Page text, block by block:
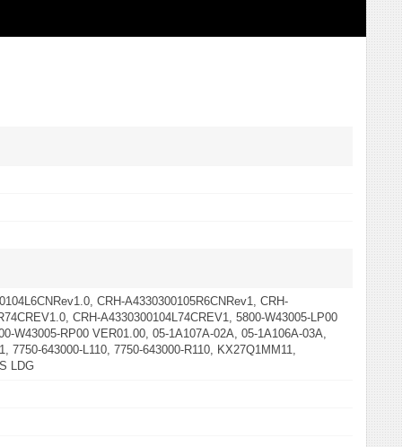
CRH-A4330300105R6CNRev1, CRH-
CRH-A4330300104L74CREV1, 5800-W43005-LP00
W43005-RP00 VER01.00, 05-1A107A-02A, 05-1A106A-03A,
7750-643000-L110, 7750-643000-R110, KX27Q1MM11,
LDG